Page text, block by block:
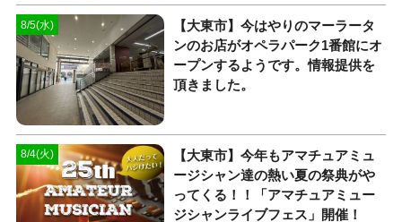
8/5(水)
【大東市】今はやりのマーラータ
ンのお店がオペラパーク1番館にオ
ープンするようです。情報提供を
頂きました。
8/4(火)
【大東市】今年もアマチュアミュ
ージシャン達の熱い夏の祭典がや
ってくる！！「アマチュアミュー
ジシャンライブフェス」開催！